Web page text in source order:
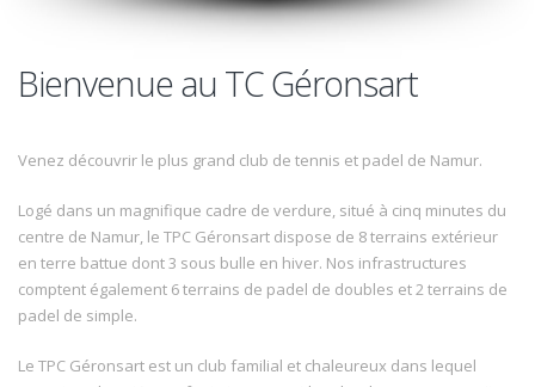
Bienvenue au TC Géronsart
Venez découvrir le plus grand club de tennis et padel de Namur.
Logé dans un magnifique cadre de verdure, situé à cinq minutes du
centre de Namur, le TPC Géronsart dispose de 8 terrains extérieur
en terre battue dont 3 sous bulle en hiver. Nos infrastructures
comptent également 6 terrains de padel de doubles et 2 terrains de
padel de simple.
Le TPC Géronsart est un club familial et chaleureux dans lequel